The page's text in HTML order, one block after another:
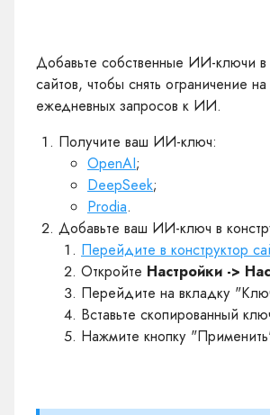
Добавьте собственные ИИ-ключи в
сайтов, чтобы снять ограничение
ежедневных запросов к ИИ.
Получите ваш ИИ-ключ:
OpenAI;
DeepSeek;
Prodia.
Добавьте ваш ИИ-ключ в
Перейдите в конструктор
Откройте Настройки ->
Перейдите на вкладку
Вставьте скопированный
Нажмите кнопку